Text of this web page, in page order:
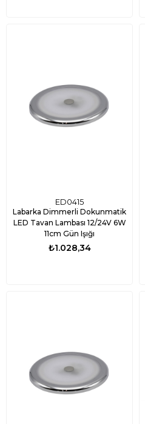
ED0415
Labarka Dimmerli Dokunmatik
LED Tavan Lambası 12/24V 6W
11cm Gün Işığı
₺1.028,34